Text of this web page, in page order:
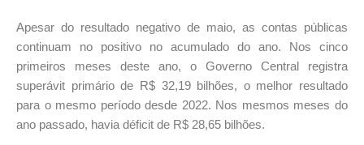
Apesar do resultado negativo de maio, as contas públicas
continuam no positivo no acumulado do ano. Nos cinco
primeiros meses deste ano, o Governo Central registra
superávit primário de R$ 32,19 bilhões, o melhor resultado
para o mesmo período desde 2022. Nos mesmos meses do
ano passado, havia déficit de R$ 28,65 bilhões.